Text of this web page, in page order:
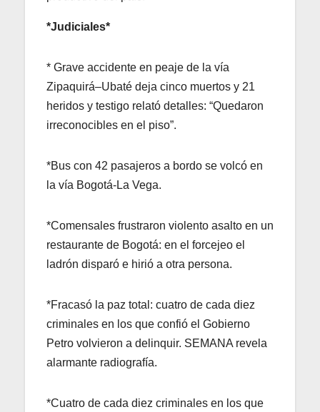
*Judiciales*
* Grave accidente en peaje de la vía
Zipaquirá–Ubaté deja cinco muertos y 21
heridos y testigo relató detalles: “Quedaron
irreconocibles en el piso”.
*Bus con 42 pasajeros a bordo se volcó en
la vía Bogotá-La Vega.
*Comensales frustraron violento asalto en un
restaurante de Bogotá: en el forcejeo el
ladrón disparó e hirió a otra persona.
*Fracasó la paz total: cuatro de cada diez
criminales en los que confió el Gobierno
Petro volvieron a delinquir. SEMANA revela
alarmante radiografía.
*Cuatro de cada diez criminales en los que